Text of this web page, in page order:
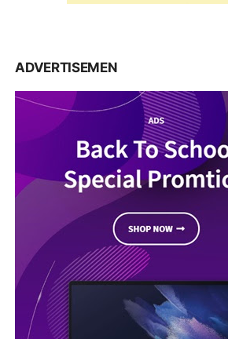
ADVERTISEMEN